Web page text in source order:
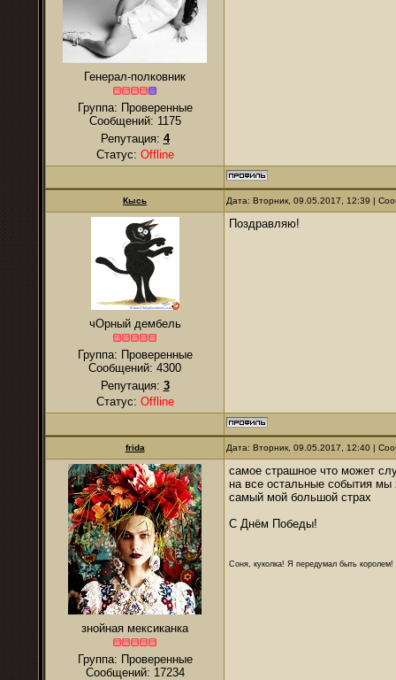
Генерал-полковник
Группа: Проверенные
Сообщений: 1175
Репутация: 4
Статус: Offline
Кысь Дата: Вторник, 09.05.2017, 12:39 |
чОрный дембель
Группа: Проверенные
Сообщений: 4300
Репутация: 3
Статус: Offline
Поздравляю!
frida Дата: Вторник, 09.05.2017, 12:40 |
знойная мексиканка
Группа: Проверенные
Сообщений: 17234
самое страшное что может
на все остальные события
самый мой большой страх
С Днём Победы!
Соня, куколка! Я передумал быть